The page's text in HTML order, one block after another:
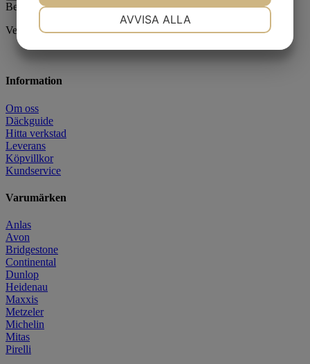
Beskrivning
Veteran-mönster för blandade underlag.
Information
Om oss
Däckguide
Hitta verkstad
Leverans
Köpvillkor
Kundservice
Varumärken
Anlas
Avon
Bridgestone
Continental
Dunlop
Heidenau
Maxxis
Metzeler
Michelin
Mitas
Pirelli
AVVISA ALLA